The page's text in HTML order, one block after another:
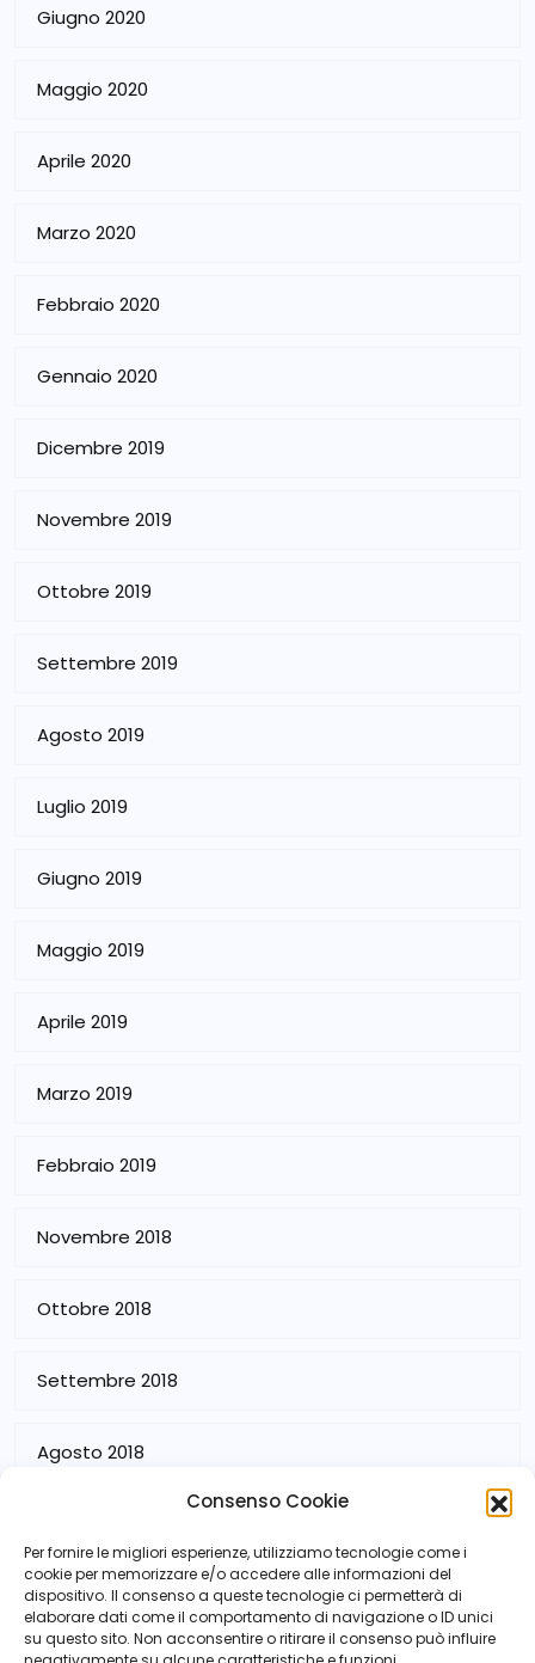
Consenso Cookie
Per fornire le migliori esperienze, utilizziamo tecnologie come i
cookie per memorizzare e/o accedere alle informazioni del
dispositivo. Il consenso a queste tecnologie ci permetterà di
elaborare dati come il comportamento di navigazione o ID unici
su questo sito. Non acconsentire o ritirare il consenso può influire
Giugno 2020
Maggio 2020
Aprile 2020
Marzo 2020
Febbraio 2020
Gennaio 2020
Dicembre 2019
Novembre 2019
Ottobre 2019
Settembre 2019
Agosto 2019
Luglio 2019
Giugno 2019
Maggio 2019
Aprile 2019
Marzo 2019
Febbraio 2019
Novembre 2018
Ottobre 2018
Settembre 2018
Agosto 2018